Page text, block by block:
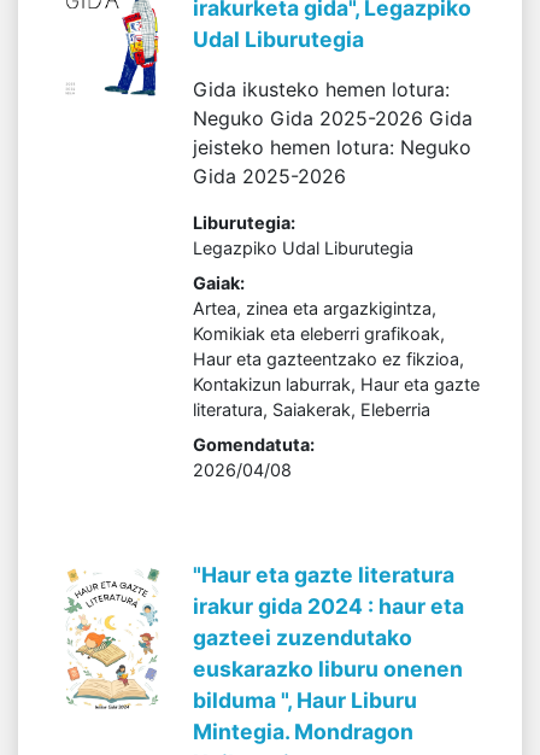
irakurketa gida", Legazpiko
Udal Liburutegia
Gida ikusteko hemen lotura:
Neguko Gida 2025-2026 Gida
jeisteko hemen lotura: Neguko
Gida 2025-2026
Liburutegia:
Legazpiko Udal Liburutegia
Gaiak:
Artea, zinea eta argazkigintza,
Komikiak eta eleberri grafikoak,
Haur eta gazteentzako ez fikzioa,
Kontakizun laburrak, Haur eta gazte
literatura, Saiakerak, Eleberria
Gomendatuta:
2026/04/08
"Haur eta gazte literatura
irakur gida 2024 : haur eta
gazteei zuzendutako
euskarazko liburu onenen
bilduma ", Haur Liburu
Mintegia. Mondragon